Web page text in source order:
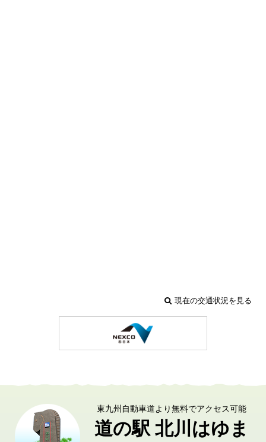
現在の交通状況を見る
東九州自動車道より無料でアクセス可能
道の駅 北川はゆま